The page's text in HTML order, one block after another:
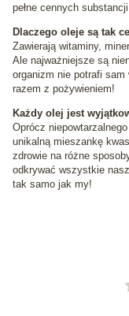
pełne cennych
Dlaczego oleje są tak
Zawierają witaminy,
Ale najważniejsze są
organizm nie potrafi
razem z pożywieniem!
Każdy olej jest
Oprócz
unikalną mieszankę
zdrowie na różne
odkrywać wszystkie
tak samo jak my!